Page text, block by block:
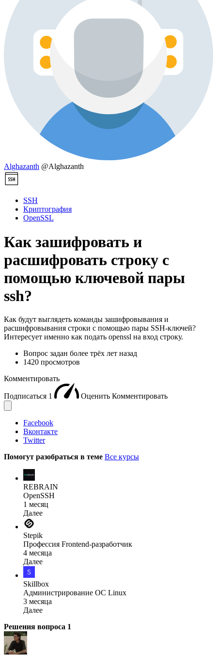
Alghazanth @Alghazanth
SSH
Криптография
OpenSSL
Как зашифровать и
расшифровать строку с
помощью ключевой пары
ssh?
Как будут выглядеть команды зашифровывания и
расшифровывания строки с помощью пары SSH-ключей?
Интересует именно как подать openssl на вход строку.
Вопрос задан более трёх лет назад
1420 просмотров
Комментировать
Подписаться 1 Оценить Комментировать
Facebook
Вконтакте
Twitter
Помогут разобраться в теме Все курсы
REBRAIN
OpenSSH
1 месяц
Далее
Stepik
Профессия Frontend-разработчик
4 месяца
Далее
Skillbox
Администрирова­ние ОС Linux
3 месяца
Далее
Решения вопроса 1